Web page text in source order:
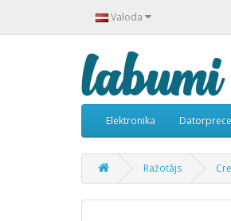
Valoda
Elektronika
Ražotājs